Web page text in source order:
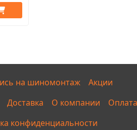
на шиномонтаж
Акции
Доставка О компании
Оплата
конфиденциальности